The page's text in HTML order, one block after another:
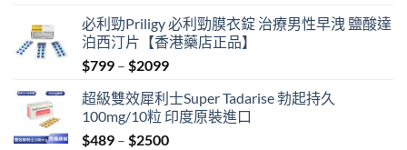
was:
$399.
is:
$369.
必利勁Priligy 必利勁膜衣錠 治療男性早洩 鹽酸達
泊西汀片【香港藥店正品】
$799 – $2099Price
$799
through
$2099
超級雙效犀利士Super Tadarise 勃起持久
100mg/10粒 印度原裝進口
$489 – $2500Price